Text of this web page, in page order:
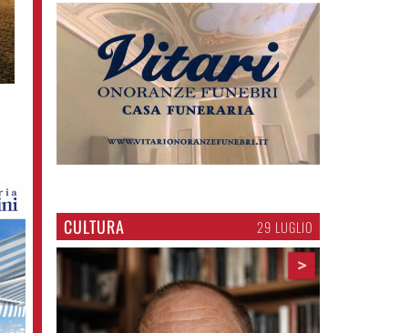
CULTURA 29 LUGLIO
>